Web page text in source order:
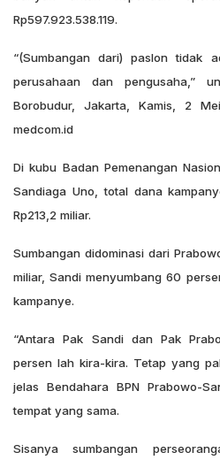
Rp597.923.538.119.
“(Sumbangan dari) paslon tidak
perusahaan dan pengusaha,”
Borobudur, Jakarta, Kamis, 2
medcom.id
Di kubu Badan Pemenangan
Sandiaga Uno, total dana
Rp213,2 miliar.
Sumbangan didominasi dari
miliar, Sandi menyumbang 60
kampanye.
“Antara Pak Sandi dan Pak
persen lah kira-kira. Tetap yang
jelas Bendahara BPN Prabowo-
tempat yang sama.
Sisanya sumbangan